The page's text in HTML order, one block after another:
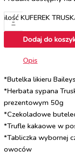
-
ilość KUFEREK
Dodaj do
Opis
*Butelka likieru
*Herbata sypana
prezentowym 50g
*Czekoladowe
*Trufle kakaowe w
*Tabliczka wybornej
owoców